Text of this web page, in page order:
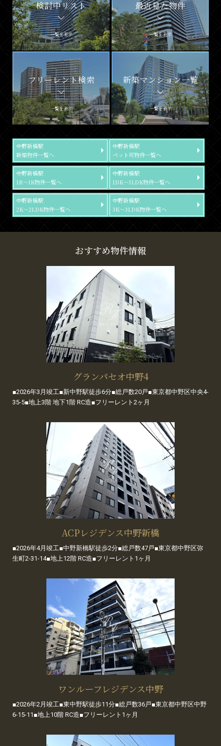
検討中リスト
一覧を表示
最近見た物件
一覧を表示
フリーレント検索
一覧を表示
新築マンション一覧
一覧を表示
中野新橋駅
新築物件一覧へ
中野新橋駅
ペット可物件一覧へ
中野新橋駅
1R～1K物件一覧へ
中野新橋駅
1DK～1LDK物件一覧へ
中野新橋駅
2K～2LDK物件一覧へ
中野新橋駅
3K～3LDK物件一覧へ
おすすめ物件情報
グランパセオ中野4
■2026年3月竣工■新中野駅徒歩6分■総戸数20戸■東京都中野区中央4-
35-5■地上3階 地下1階 RC造■フリーレント2ヶ月
ACPレジデンス中野新橋
■2026年4月竣工■中野新橋駅徒歩2分■総戸数47戸■東京都中野区弥
生町2-31-14■地上12階 RC造■フリーレント1ヶ月
ワンルーフレジデンス中野
■2026年2月竣工■東中野駅徒歩11分■総戸数36戸■東京都中野区中野
6-15-11■地上10階 RC造■フリーレント1ヶ月